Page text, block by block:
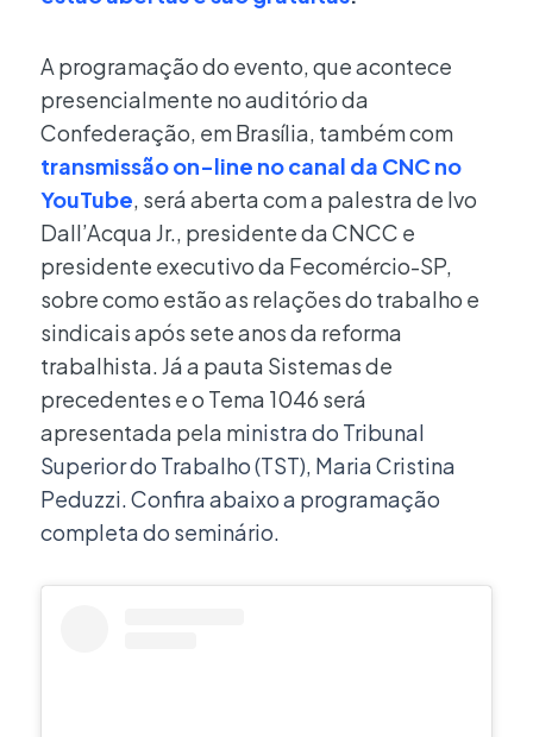
A programação do evento, que acontece
presencialmente no auditório da
Confederação, em Brasília, também com
transmissão on-line no canal da CNC no
YouTube, será aberta com a palestra de Ivo
Dall’Acqua Jr., presidente da CNCC e
presidente executivo da Fecomércio-SP,
sobre como estão as relações do trabalho e
sindicais após sete anos da reforma
trabalhista. Já a pauta Sistemas de
precedentes e o Tema 1046 será
apresentada pela ministra do Tribunal
Superior do Trabalho (TST), Maria Cristina
Peduzzi. Confira abaixo a programação
completa do seminário.